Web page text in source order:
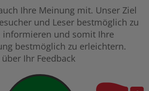
Ihre Meinung mit. Unser Ziel
und Leser bestmöglich zu
informieren und somit Ihre
bestmöglich zu erleichtern.
Ihr Feedback